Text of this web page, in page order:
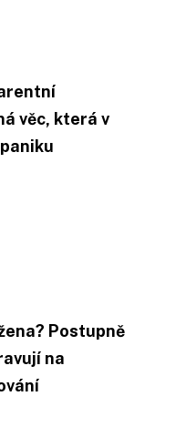
věc, která v
Postupně
na